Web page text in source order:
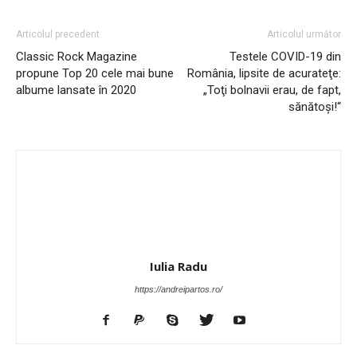
Articolul precedent
Classic Rock Magazine
propune Top 20 cele mai bune
albume lansate în 2020
Articolul următor
Testele COVID-19 din
România, lipsite de acurateţe:
„Toţi bolnavii erau, de fapt,
sănătoşi!“
Iulia Radu
https://andreipartos.ro/